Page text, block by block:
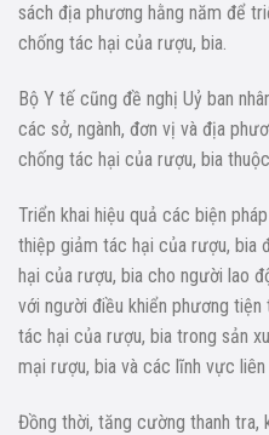
sách địa phương hằng năm để
chống tác hại của rượu, bia.
Bộ Y tế cũng đề nghị Uỷ ban
các sở, ngành, đơn vị và địa
chống tác hại của rượu, bia
Triển khai hiệu quả các biện
thiệp giảm tác hại của rượu, bia
hại của rượu, bia cho người lao
với người điều khiển phương tiện
tác hại của rượu, bia trong sản
mại rượu, bia và các lĩnh vực liên
Đồng thời, tăng cường thanh